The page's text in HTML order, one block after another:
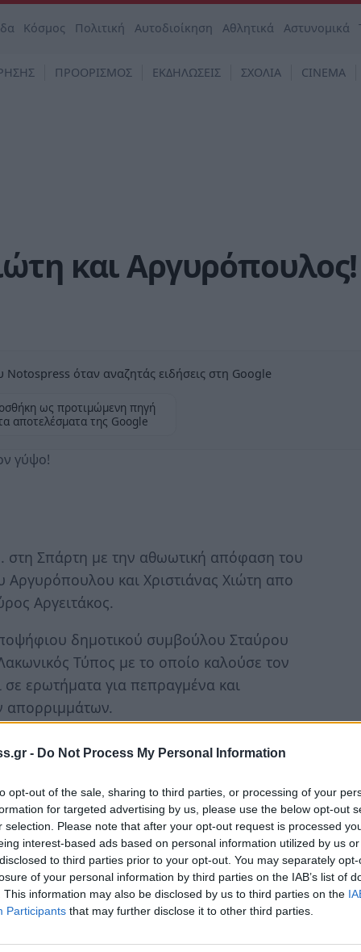
- Do Not Process My Personal Information
opt-out of the sale, sharing to third parties, or processing of your
for targeted advertising by us, please use the below opt-out
selection. Please note that after your opt-out request is processed
interest-based ads based on personal information utilized by us
to third parties prior to your opt-out. You may separately
of your personal information by third parties on the IAB’s list of
This information may also be disclosed by us to third parties on the
Participants that may further disclose it to other third parties.
Κόσμος Πολιτική Αυτοδιοίκηση Αθλητικά Αστυνομικά
ΠΡΟΟΡΙΣΜΟΣ ΕΚΔΗΛΩΣΕΙΣ ΣΧΟΛΙΑ CINEMA
και Αργυρόπουλος!
όταν αναζητάς ειδήσεις στη Google
ως προτιμώμενη πηγή
αποτελέσματα της Google
γύψο!
στη Σπάρτη με την αθωωτική απόφαση του
και Χριστιάνας Χιώτη απο
Αργειτάκος.
δημοτικού συμβούλου Σταύρου
Τύπος με το οποίο καλούσε τον
ερωτήματα για πεπραγμένα και
απορριμμάτων.
ισχυρισμούς και αγορεύσεις οι
και του Σταύρου Αργυρόπουλου
ότι δεν υπήρχε ούτε γεγονός
συνδιαμορφώνοντας μέσα απο μια
για την ελευθεροτυπία και για την
κοινά.
την υπόθεση.